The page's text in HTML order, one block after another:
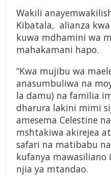
Wakili
Kibatala, alianza
kuwa mdhamini wa
mahakamani hapo.
“Kwa mujibu wa
anasumbuliwa na
la damu) na familia
dharura lakini mimi
amesema Celestine
mshtakiwa akirejea
safari na matibabu
kufanya
njia ya mtandao.